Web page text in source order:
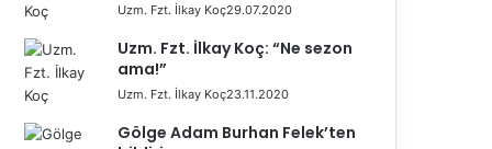
Uzm. Fzt. İlkay Koç29.07.2020
Uzm. Fzt. İlkay Koç: “Ne sezon
ama!”
Uzm. Fzt. İlkay Koç23.11.2020
Gölge Adam Burhan Felek’ten